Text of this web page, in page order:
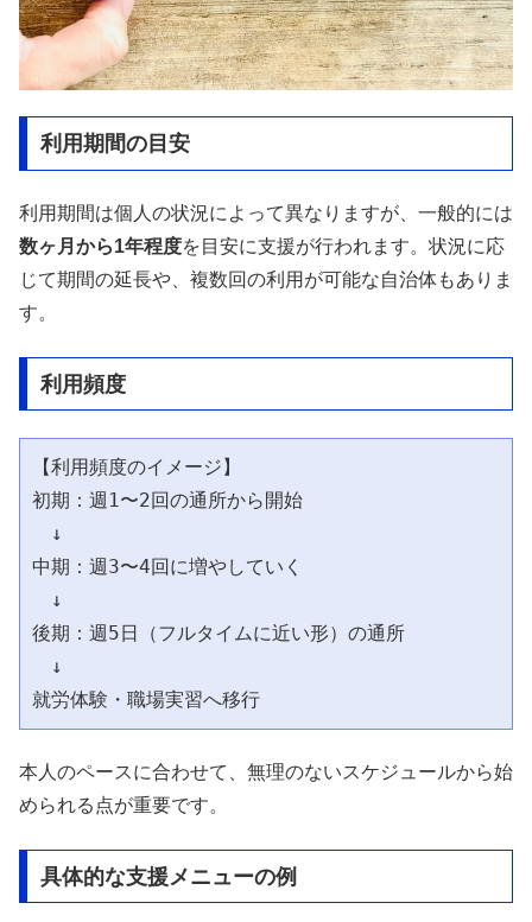
利用期間の目安
利用期間は個人の状況によって異なりますが、一般的には
数ヶ月から1年程度を目安に支援が行われます。状況に応
じて期間の延長や、複数回の利用が可能な自治体もありま
す。
利用頻度
【利用頻度のイメージ】
初期：週1〜2回の通所から開始
↓
中期：週3〜4回に増やしていく
↓
後期：週5日（フルタイムに近い形）の通所
↓
本人のペースに合わせて、無理のないスケジュールから始
められる点が重要です。
具体的な支援メニューの例